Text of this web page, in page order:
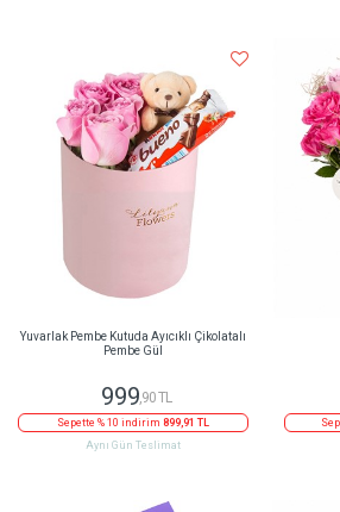
Yuvarlak Pembe Kutuda Ayıcıklı Çikolatalı
Pembe Gül
999,90 TL
Sepette % 10 indirim 899,91 TL
Aynı Gün Teslimat